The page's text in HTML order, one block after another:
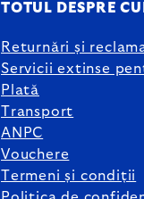
TOTUL DESPRE
Returnări și
Servicii extinse
Plată
Transport
ANPC
Vouchere
Termeni și condiții